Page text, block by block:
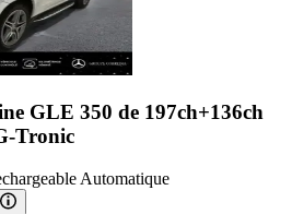
GLE 350 de 197ch+136ch
Tronic
Automatique